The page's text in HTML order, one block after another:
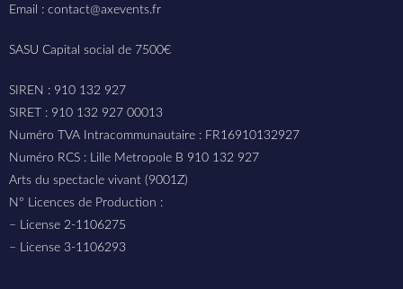
Email : contact@axevents.fr
SASU Capital social de 7500€
SIREN : 910 132 927
SIRET : 910 132 927 00013
Numéro TVA Intracommunautaire : FR16910132927
Numéro RCS : Lille Metropole B 910 132 927
Arts du spectacle vivant (9001Z)
N° Licences de Production :
– License 2-1106275
– License 3-1106293